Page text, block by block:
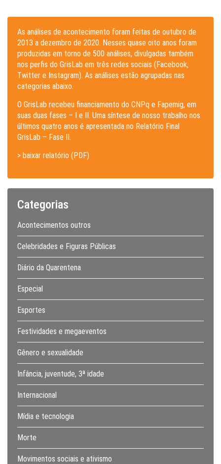
As análises de acontecimento foram feitas de outubro de
2013 a dezembro de 2020. Nesses quase oito anos foram
produzidas em torno de 500 análises, divulgadas também
nos perfis do GrisLab em três redes sociais (Facebook,
Twitter e Instagram). As análises estão agrupadas nas
categorias abaixo.
O GrisLab recebeu financiamento do CNPq e Fapemig, em
suas duas fases – I e II. Uma síntese de nosso trabalho nos
últimos quatro anos é apresentada no Relatório Final
GrisLab – Fase II.
> baixar relatório (PDF)
Categorias
Acontecimentos outros
Celebridades e Figuras Públicas
Diário da Quarentena
Especial
Esportes
Festividades e megaeventos
Gênero e sexualidade
Infância, juventude, 3ª idade
Internacional
Mídia e tecnologia
Morte
Movimentos sociais e ativismo